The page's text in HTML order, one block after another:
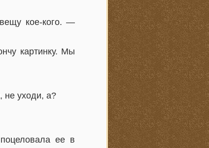
кое-кого. —
картинку. Мы
уходи, а?
ее в